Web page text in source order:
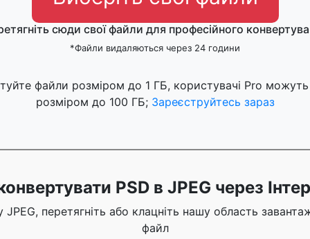
сюди свої файли для професійного
*Файли видаляються через 24 години
файли розміром до 1 ГБ, користувачі Pro
розміром до 100 ГБ; Зареєструйтесь зараз
PSD в JPEG через
перетягніть або клацніть нашу область
файл